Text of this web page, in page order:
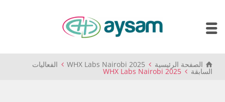
الصفحة الرئيسية WHX Labs Nairobi 2025 الفعاليات
السابقة WHX Labs Nairobi 2025